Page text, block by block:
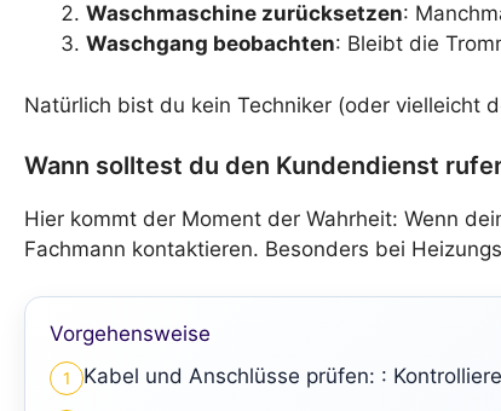
Waschmaschine zurücksetzen:
Waschgang beobachten: Bleibt die
Natürlich bist du kein Techniker (oder vielleicht
Wann solltest du den Kundendienst
Hier kommt der Moment der Wahrheit: Wenn
Fachmann kontaktieren. Besonders bei
Vorgehensweise
1 Kabel und Anschlüsse prüfen: :